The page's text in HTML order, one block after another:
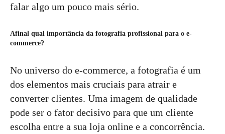
falar algo um pouco mais sério.
Afinal qual importância da fotografia profissional para o e-
commerce?
No universo do e-commerce, a fotografia é um
dos elementos mais cruciais para atrair e
converter clientes. Uma imagem de qualidade
pode ser o fator decisivo para que um cliente
escolha entre a sua loja online e a concorrência.